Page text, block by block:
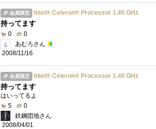
会員限定 Intel® Celeron® Processor 1.40 GHz
持ってます
0
0
あむろさん
2008/11/16
会員限定 Intel® Celeron® Processor 1.40 GHz
持ってます
はいってるよ
5
0
鉄鋼団地さん
2008/04/01